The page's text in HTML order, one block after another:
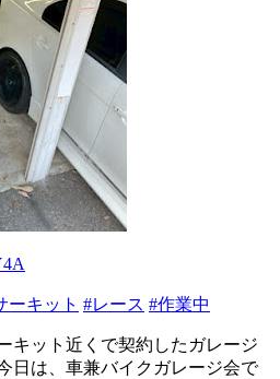
ーキット #レース #作業中
キット近くで契約したガレージ
日は、車兼バイクガレージ会で